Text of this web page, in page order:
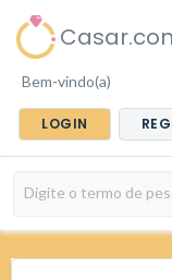
Bem-vindo(a)
LOGIN